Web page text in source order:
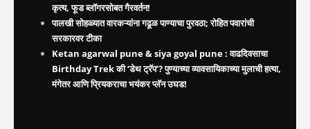
कृत्य, फूड ब्लॉगरसोबत गैरवर्तन!
पालखी सोहळ्यात वारकऱ्यांना गढूळ पाण्याचा पुरवठा; रोहित पवारांची
सरकारवर टीका
Ketan agarwal pune & siya goyal pune : वाढदिवसाचा
Birthday Trek की ‘डेथ ट्रॅप’? पुण्याच्या व्यावसायिकाच्या मुलाची हत्या,
मंगेतर आणि प्रियकराचा भयंकर प्लॅन उघड!